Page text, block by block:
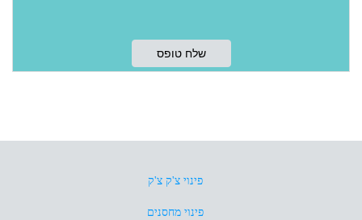
פינוי צ'ק צ'ק
פינוי מחסנים